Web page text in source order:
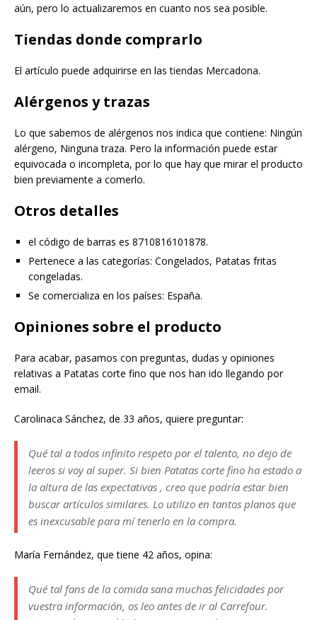
aún, pero lo actualizaremos en cuanto nos sea posible.
Tiendas donde comprarlo
El artículo puede adquirirse en las tiendas Mercadona.
Alérgenos y trazas
Lo que sabemos de alérgenos nos indica que contiene: Ningún
alérgeno, Ninguna traza. Pero la información puede estar
equivocada o incompleta, por lo que hay que mirar el producto
bien previamente a comerlo.
Otros detalles
el código de barras es 8710816101878.
Pertenece a las categorías: Congelados, Patatas fritas
congeladas.
Se comercializa en los países: España.
Opiniones sobre el producto
Para acabar, pasamos con preguntas, dudas y opiniones
relativas a Patatas corte fino que nos han ido llegando por
email.
Carolinaca Sánchez, de 33 años, quiere preguntar:
Qué tal a todos infinito respeto por el talento, no dejo de
leeros si voy al super. Si bien Patatas corte fino ha estado a
la altura de las expectativas , creo que podría estar bien
buscar artículos similares. Lo utilizo en tantos planos que
es inexcusable para mí tenerlo en la compra.
María Fernández, que tiene 42 años, opina:
Qué tal fans de la comida sana muchas felicidades por
vuestra información, os leo antes de ir al Carrefour.